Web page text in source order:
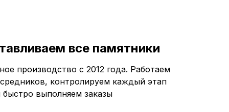
все памятники
производство с 2012 года. Работаем
контролируем каждый этап
быстро выполняем заказы